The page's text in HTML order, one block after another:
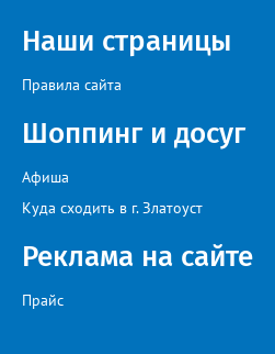
Наши страницы
Правила сайта
Шоппинг и досуг
Афиша
Куда сходить в г. Златоуст
Реклама на сайте
Прайс